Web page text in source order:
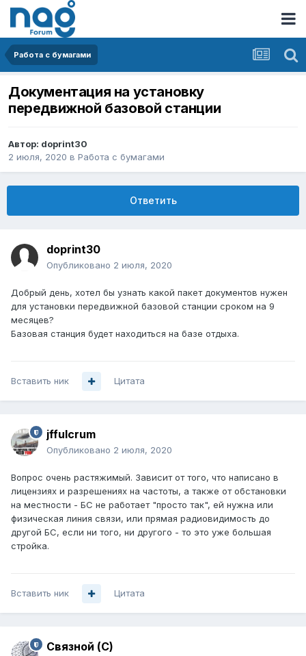
Работа с бумагами
Документация на установку
передвижной базовой станции
Автор: doprint30
2 июля, 2020 в Работа с бумагами
Ответить
doprint30
Опубликовано 2 июля, 2020
Добрый день, хотел бы узнать какой пакет документов нужен
для установки передвижной базовой станции сроком на 9
месяцев?
Базовая станция будет находиться на базе отдыха.
Вставить ник Цитата
jffulcrum
Опубликовано 2 июля, 2020
Вопрос очень растяжимый. Зависит от того, что написано в
лицензиях и разрешениях на частоты, а также от обстановки
на местности - БС не работает "просто так", ей нужна или
физическая линия связи, или прямая радиовидимость до
другой БС, если ни того, ни другого - то это уже большая
стройка.
Вставить ник Цитата
Связной (С)